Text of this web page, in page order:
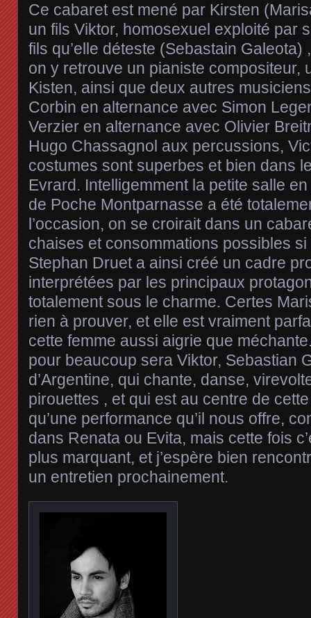
Ce cabaret est mené par Kirsten
un fils Viktor, homosexuel exploité par
fils qu’elle déteste (Sebastain Galeota)
on y retrouve un pianiste compositeur,
Kisten, ainsi que deux autres
Corbin en alternance avec Simon
Verzier en alternance avec Olivier
Hugo Chassagnol aux percussions,
costumes sont superbes et bien dans
Evrard. Intelligemment la petite salle
de Poche Montparnasse a été
l’occasion, on se croirait dans un
chaises et consommations possibles
Stephan Druet a ainsi créé un cadre
interprétées par les principaux
totalement sous le charme. Certes
rien à prouver, et elle est vraiment
cette femme aussi aigrie que
pour beaucoup sera Viktor, Sebastian
d’Argentine, qui chante, danse,
pirouettes , et qui est au centre de
qu’une performance qu’il nous offre,
dans Renata ou Evita, mais cette fois
plus marquant, et j’espère bien
un entretien prochainement.